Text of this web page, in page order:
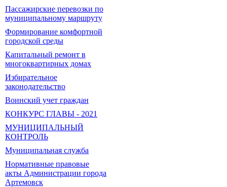
Пассажирские перевозки по
муниципальному маршруту
Формирование комфортной
городской среды
Капитальный ремонт в
многоквартирных домах
Избирательное
законодательство
Воинский учет граждан
КОНКУРС ГЛАВЫ - 2021
МУНИЦИПАЛЬНЫЙ
КОНТРОЛЬ
Муниципальная служба
Нормативные правовые
акты Администрации города
Артемовск